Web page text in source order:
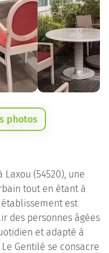
photos
(54520), une
tout en étant à
est
des personnes âgées
et adapté à
Gentilé se consacre